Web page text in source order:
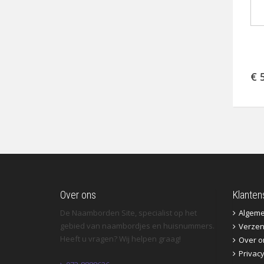
€
Over ons
De Naamborden Site, specialist op het
gebied van naambordjes en huisnummers.
Heeft u vragen? Wij helpen graag!
Over